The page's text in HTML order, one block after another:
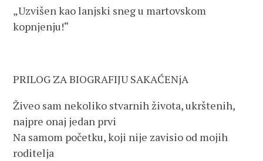
„Uzvišen kao lanjski sneg u martovskom
kopnjenju!“
PRILOG ZA BIOGRAFIJU SAKAĆENjA
Živeo sam nekoliko stvarnih života, ukrštenih,
najpre onaj jedan prvi
Na samom početku, koji nije zavisio od mojih
roditelja